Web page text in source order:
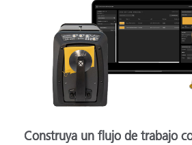
Construya un flujo de trabajo